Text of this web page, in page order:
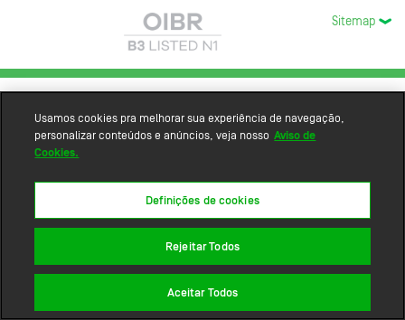
Sitemap
Usamos cookies pra melhorar sua experiência de navegação,
personalizar conteúdos e anúncios, veja nosso Aviso de
Cookies.
Definições de cookies
Rejeitar Todos
Aceitar Todos